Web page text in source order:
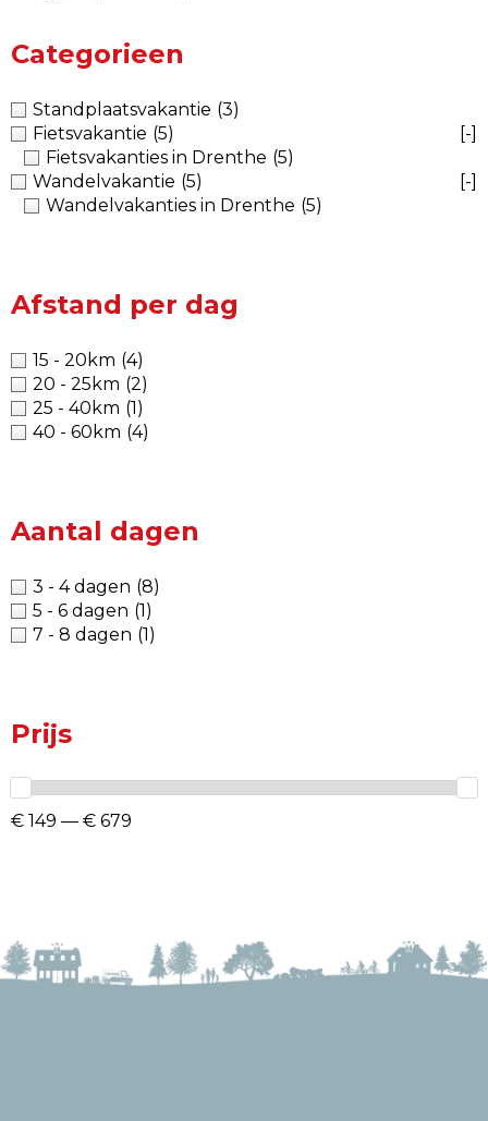
Categorieen
Standplaatsvakantie (3)
Fietsvakantie (5)
[-]
Fietsvakanties in Drenthe (5)
Wandelvakantie (5)
[-]
Wandelvakanties in Drenthe (5)
Afstand per dag
15 - 20km (4)
20 - 25km (2)
25 - 40km (1)
40 - 60km (4)
Aantal dagen
3 - 4 dagen (8)
5 - 6 dagen (1)
7 - 8 dagen (1)
Prijs
€ 149 — € 679